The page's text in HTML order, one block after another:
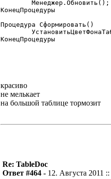
КонецПроцедуры
Процедура Сформировать()
КонецПроцедуры
красиво
не мелькает
на большой таблице тормозит
Re: TableDoc
Ответ #464 - 12. Августа 2011